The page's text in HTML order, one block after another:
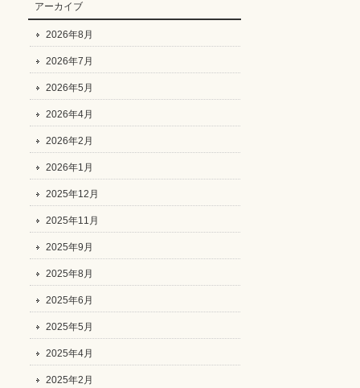
アーカイブ
2026年8月
2026年7月
2026年5月
2026年4月
2026年2月
2026年1月
2025年12月
2025年11月
2025年9月
2025年8月
2025年6月
2025年5月
2025年4月
2025年2月